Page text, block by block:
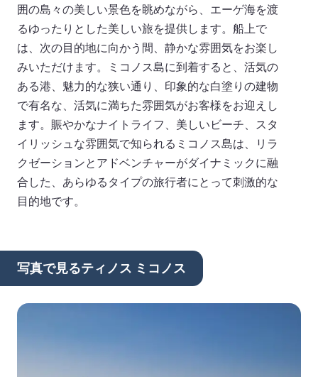
囲の島々の美しい景色を眺めながら、エーゲ海を渡
るゆったりとした美しい旅を提供します。船上で
は、次の目的地に向かう間、静かな雰囲気をお楽し
みいただけます。ミコノス島に到着すると、活気の
ある港、魅力的な狭い通り、印象的な白塗りの建物
で有名な、活気に満ちた雰囲気がお客様をお迎えし
ます。賑やかなナイトライフ、美しいビーチ、スタ
イリッシュな雰囲気で知られるミコノス島は、リラ
クゼーションとアドベンチャーがダイナミックに融
合した、あらゆるタイプの旅行者にとって刺激的な
目的地です。
写真で見るティノス ミコノス